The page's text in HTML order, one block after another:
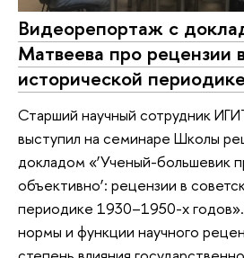
Видеорепортаж с
Матвеева про рецензии
исторической периодике
Старший научный сотрудник
выступил на семинаре Школы
докладом «‘Ученый-большевик
объективно’: рецензии в
периодике 1930–1950-х
нормы и функции научного